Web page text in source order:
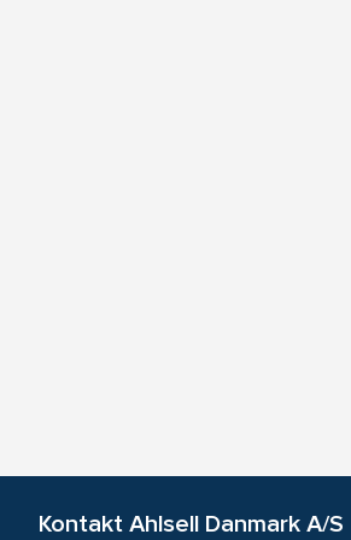
Kontakt Ahlsell Danmark A/S